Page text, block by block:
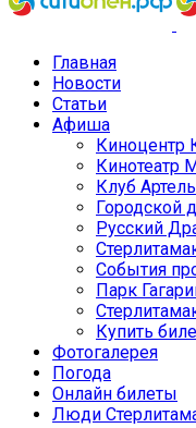
Главная
Новости
Статьи
Афиша
Киноцентр
Кинотеатр
Клуб Артель
Городской
Русский
События
Парк
Купить
Фотогалерея
Погода
Онлайн билеты
Люди